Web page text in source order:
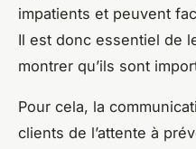
impatients et peuvent
Il est donc essentiel de
montrer qu’ils sont
Pour cela, la
clients de l’attente à